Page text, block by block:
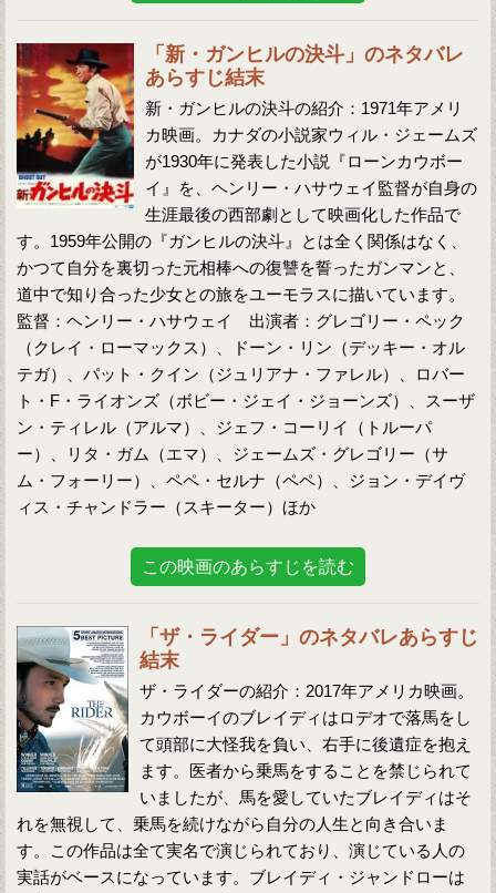
「新・ガンヒルの決斗」のネタバレ
あらすじ結末
新・ガンヒルの決斗の紹介：1971年アメリ
カ映画。カナダの小説家ウィル・ジェームズ
が1930年に発表した小説『ローンカウボー
イ』を、ヘンリー・ハサウェイ監督が自身の
生涯最後の西部劇として映画化した作品で
す。1959年公開の『ガンヒルの決斗』とは全く関係はなく、
かつて自分を裏切った元相棒への復讐を誓ったガンマンと、
道中で知り合った少女との旅をユーモラスに描いています。
監督：ヘンリー・ハサウェイ 出演者：グレゴリー・ペック
（クレイ・ローマックス）、ドーン・リン（デッキー・オル
テガ）、パット・クイン（ジュリアナ・ファレル）、ロバー
ト・F・ライオンズ（ボビー・ジェイ・ジョーンズ）、スーザ
ン・ティレル（アルマ）、ジェフ・コーリイ（トルーパ
ー）、リタ・ガム（エマ）、ジェームズ・グレゴリー（サ
ム・フォーリー）、ペペ・セルナ（ペペ）、ジョン・デイヴ
ィス・チャンドラー（スキーター）ほか
この映画のあらすじを読む
「ザ・ライダー」のネタバレあらすじ
結末
ザ・ライダーの紹介：2017年アメリカ映画。
カウボーイのブレイディはロデオで落馬をし
て頭部に大怪我を負い、右手に後遺症を抱え
ます。医者から乗馬をすることを禁じられて
いましたが、馬を愛していたブレイディはそ
れを無視して、乗馬を続けながら自分の人生と向き合いま
す。この作品は全て実名で演じられており、演じている人の
実話がベースになっています。ブレイディ・ジャンドローは